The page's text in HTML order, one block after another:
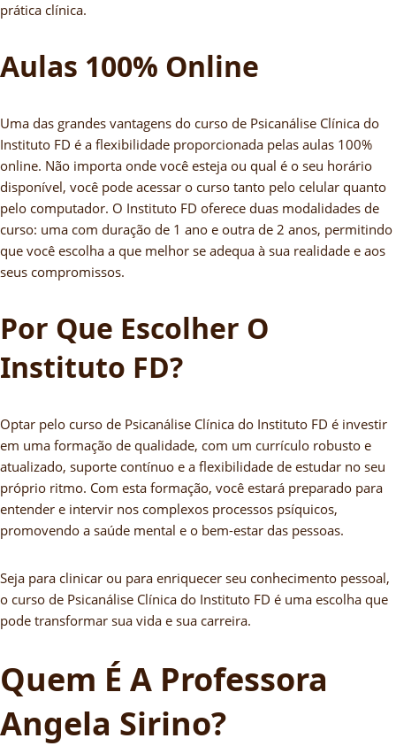
prática clínica.
Aulas 100% Online
Uma das grandes vantagens do curso de Psicanálise Clínica do
Instituto FD é a flexibilidade proporcionada pelas aulas 100%
online. Não importa onde você esteja ou qual é o seu horário
disponível, você pode acessar o curso tanto pelo celular quanto
pelo computador. O Instituto FD oferece duas modalidades de
curso: uma com duração de 1 ano e outra de 2 anos, permitindo
que você escolha a que melhor se adequa à sua realidade e aos
seus compromissos.
Por Que Escolher O
Instituto FD?
Optar pelo curso de Psicanálise Clínica do Instituto FD é investir
em uma formação de qualidade, com um currículo robusto e
atualizado, suporte contínuo e a flexibilidade de estudar no seu
próprio ritmo. Com esta formação, você estará preparado para
entender e intervir nos complexos processos psíquicos,
promovendo a saúde mental e o bem-estar das pessoas.
Seja para clinicar ou para enriquecer seu conhecimento pessoal,
o curso de Psicanálise Clínica do Instituto FD é uma escolha que
pode transformar sua vida e sua carreira.
Quem É A Professora
Angela Sirino?